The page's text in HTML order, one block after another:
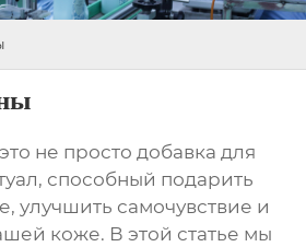
не просто добавка для
способный подарить
улучшить самочувствие и
коже. В этой статье мы